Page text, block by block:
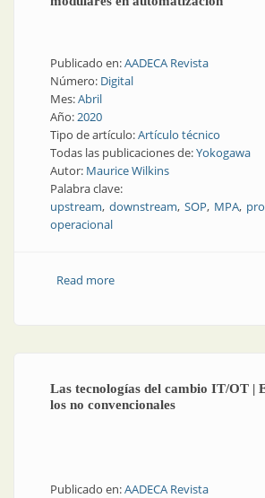
Publicado en:AADECA Revista
Número: Digital
Mes:Abril
Año:2020
Tipo de artículo:Artículo técnico
Todas las publicaciones de:Yokogawa
Autor: Maurice Wilkins
Palabra clave:
upstream downstream SOP MPA
operacional
Read moreabout Innovación en
Las tecnologías del cambio IT/OT |
los no convencionales
Publicado en:AADECA Revista